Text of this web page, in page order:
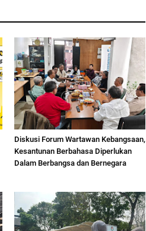
Diskusi Forum Wartawan Kebangsaan,
Kesantunan Berbahasa Diperlukan
Dalam Berbangsa dan Bernegara